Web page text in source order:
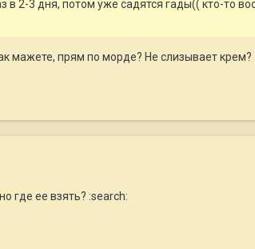
3 дня, потом уже садятся гады(( кто-то
мажете, прям по морде? Не слизывает крем?
где ее взять? :search: